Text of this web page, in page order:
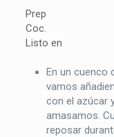
Prep
Coc.
Listo en
En un cuenco
vamos
con el azúcar
amasamos.
reposar